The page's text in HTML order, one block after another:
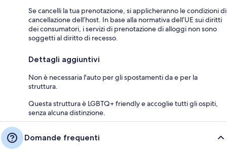
Se cancelli la tua prenotazione, si applicheranno le condizioni di
cancellazione dell’host. In base alla normativa dell’UE sui diritti
dei consumatori, i servizi di prenotazione di alloggi non sono
soggetti al diritto di recesso.
Dettagli aggiuntivi
Non è necessaria l'auto per gli spostamenti da e per la
struttura.
Questa struttura è LGBTQ+ friendly e accoglie tutti gli ospiti,
senza alcuna distinzione.
Domande frequenti